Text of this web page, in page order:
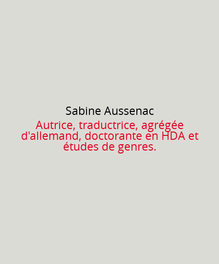
Sabine Aussenac
Autrice, traductrice, agrégée
d'allemand, doctorante en HDA et
études de genres.